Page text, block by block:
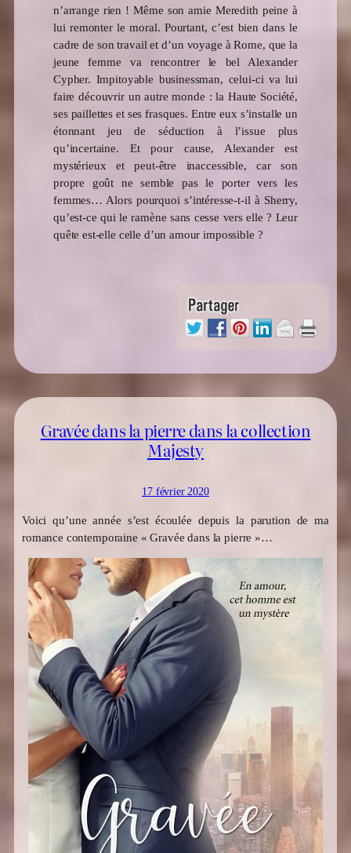
n’arrange rien ! Même son amie Meredith peine à
lui remonter le moral. Pourtant, c’est bien dans le
cadre de son travail et d’un voyage à Rome, que la
jeune femme va rencontrer le bel Alexander
Cypher. Impitoyable businessman, celui-ci va lui
faire découvrir un autre monde : la Haute Société,
ses paillettes et ses frasques. Entre eux s’installe un
étonnant jeu de séduction à l’issue plus
qu’incertaine. Et pour cause, Alexander est
mystérieux et peut-être inaccessible, car son
propre goût ne semble pas le porter vers les
femmes… Alors pourquoi s’intéresse-t-il à Sherry,
qu’est-ce qui le ramène sans cesse vers elle ? Leur
quête est-elle celle d’un amour impossible ?
Gravée dans la pierre dans la collection
Majesty
17 février 2020
Voici qu’une année s’est écoulée depuis la parution de ma
romance contemporaine « Gravée dans la pierre »…